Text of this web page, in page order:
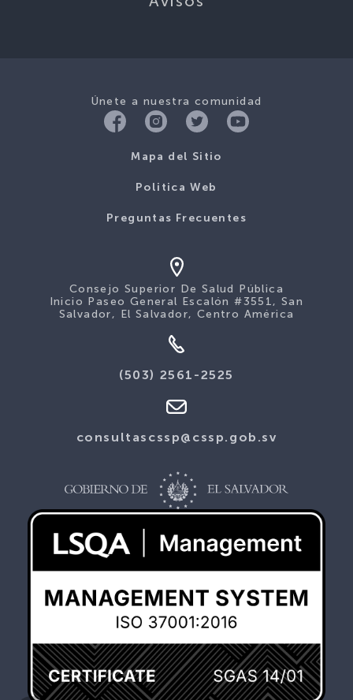
Únete a nuestra comunidad
Mapa del Sitio
Politica Web
Preguntas Frecuentes
Consejo Superior De Salud Pública
Inicio Paseo General Escalón #3551, San
Salvador, El Salvador, Centro América
(503) 2561-2525
consultascssp@cssp.gob.sv